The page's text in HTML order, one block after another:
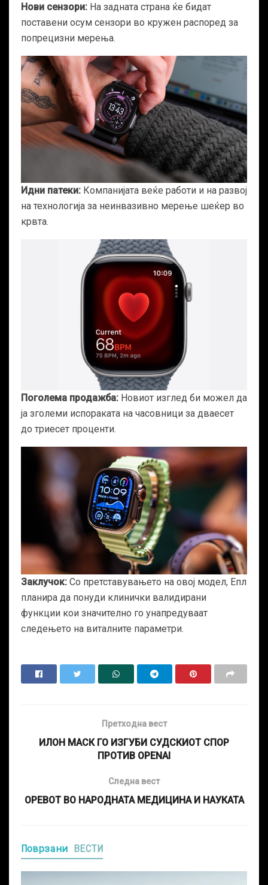
Нови сензори: На задната страна ќе бидат
поставени осум сензори во кружен распоред за
попрецизни мерења.
Идни патеки: Компанијата веќе работи и на развој
на технологија за неинвазивно мерење шеќер во
крвта.
Поголема продажба: Новиот изглед би можел да
ја зголеми испораката на часовници за дваесет
до триесет проценти.
Заклучок: Со претставувањето на овој модел, Епл
планира да понуди клинички валидирани
функции кои значително го унапредуваат
следењето на виталните параметри.
Претходна вест
ИЛОН МАСК ГО ИЗГУБИ СУДСКИОТ СПОР
ПРОТИВ OPENAI
Следна вест
ОРЕВОТ ВО НАРОДНАТА МЕДИЦИНА И НАУКАТА
Поврзани ВЕСТИ